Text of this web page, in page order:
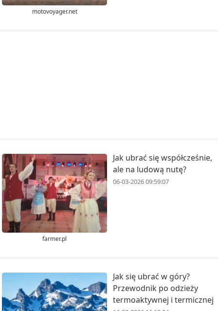
motovoyager.net
farmer.pl
Jak ubrać się współcześnie,
ale na ludową nutę?
06-03-2026 09:59:07
Jak się ubrać w góry?
Przewodnik po odzieży
termoaktywnej i termicznej